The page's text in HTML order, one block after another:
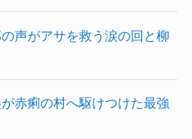
声がアサを救う涙の回と柳
赤痢の村へ駆けつけた最強